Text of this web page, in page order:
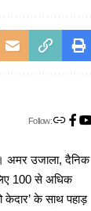
Follow:
अमर उजाला, दैनिक
100 से अधिक
के साथ पहाड़